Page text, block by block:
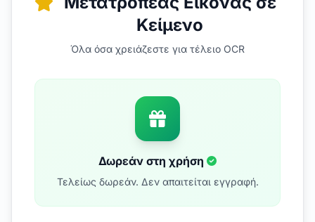
Κείμενο
Όλα όσα χρειάζεστε για τέλειο OCR
Δωρεάν στη χρήση
Τελείως δωρεάν. Δεν απαιτείται εγγραφή.